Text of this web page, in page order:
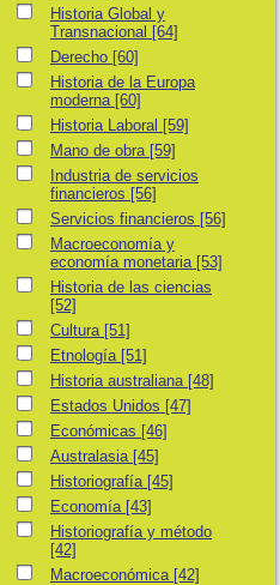
Historia Global y Transnacional
Historia Global y
Transnacional [64]
DerechoDerecho [60]
Historia de la Europa moderna
Historia de la Europa
moderna [60]
Historia Laboral
Historia Laboral [59]
Mano de obra
Mano de obra [59]
Industria de servicios financieros
Industria de servicios
financieros [56]
Servicios financieros
Servicios financieros [56]
Macroeconomía y economía monetaria
Macroeconomía y
economía monetaria [53]
Historia de las ciencias
Historia de las ciencias
[52]
CulturaCultura [51]
EtnologíaEtnología [51]
Historia australiana
Historia australiana [48]
Estados Unidos
Estados Unidos [47]
Económicas
Económicas [46]
Australasia
Australasia [45]
Historiografía
Historiografía [45]
EconomíaEconomía [43]
Historiografía y método
Historiografía y método
[42]
Macroeconómica
Macroeconómica [42]